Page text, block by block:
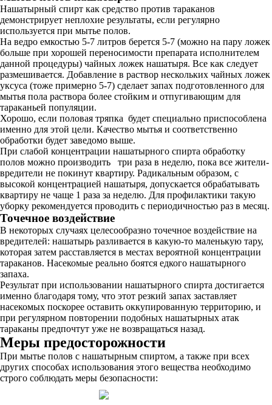
Нашатырный спирт как средство против тараканов
демонстрирует неплохие результаты, если регулярно
используется при мытье полов.
На ведро емкостью 5-7 литров берется 5-7 (можно на пару ложек
больше при хорошей переносимости препарата исполнителем
данной процедуры) чайных ложек нашатыря. Все как следует
размешивается. Добавление в раствор нескольких чайных ложек
уксуса (тоже примерно 5-7) сделает запах подготовленного для
мытья пола раствора более стойким и отпугивающим для
тараканьей популяции.
Хорошо, если половая тряпка будет специально приспособлена
именно для этой цели. Качество мытья и соответственно
обработки будет заведомо выше.
При слабой концентрации нашатырного спирта обработку
полов можно производить три раза в неделю, пока все жители-
вредители не покинут квартиру. Радикальным образом, с
высокой концентрацией нашатыря, допускается обрабатывать
квартиру не чаще 1 раза за неделю. Для профилактики такую
уборку рекомендуется проводить с периодичностью раз в месяц.
Точечное воздействие
В некоторых случаях целесообразно точечное воздействие на
вредителей: нашатырь разливается в какую-то маленькую тару,
которая затем расставляется в местах вероятной концентрации
тараканов. Насекомые реально боятся едкого нашатырного
запаха.
Результат при использовании нашатырного спирта достигается
именно благодаря тому, что этот резкий запах заставляет
насекомых поскорее оставить оккупированную территорию, и
при регулярном повторении подобных нашатырных атак
тараканы предпочтут уже не возвращаться назад.
Меры предосторожности
При мытье полов с нашатырным спиртом, а также при всех
других способах использования этого вещества необходимо
строго соблюдать меры безопасности: